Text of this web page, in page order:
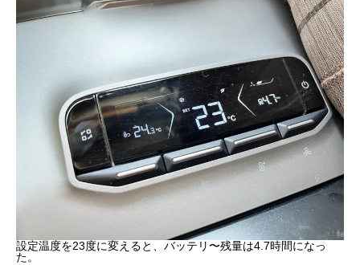
設定温度を23度に変えると、バッテリ〜残量は4.7時間になっ
た。